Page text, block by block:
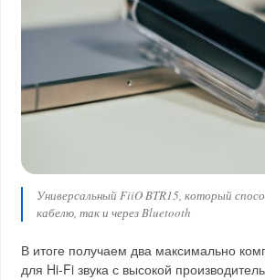
Универсальный FiiO BTR15, который
кабелю, так и через Bluetooth
В итоге получаем два максимально
для Hi‑Fi звука с высокой